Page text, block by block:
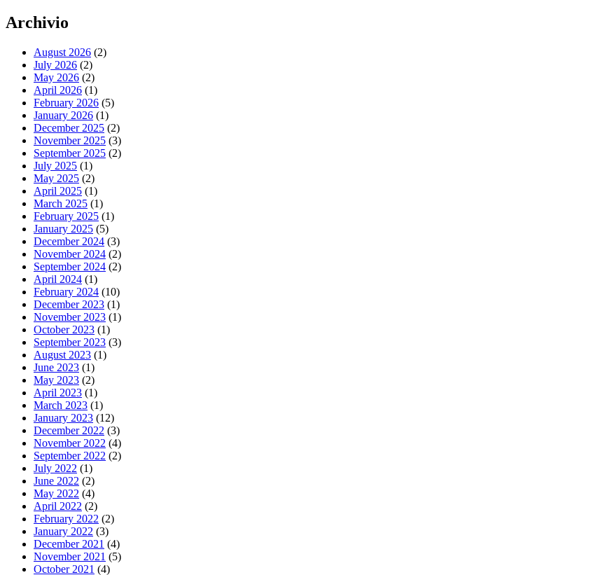
Archivio
August 2026 (2)
July 2026 (2)
May 2026 (2)
April 2026 (1)
February 2026 (5)
January 2026 (1)
December 2025 (2)
November 2025 (3)
September 2025 (2)
July 2025 (1)
May 2025 (2)
April 2025 (1)
March 2025 (1)
February 2025 (1)
January 2025 (5)
December 2024 (3)
November 2024 (2)
September 2024 (2)
April 2024 (1)
February 2024 (10)
December 2023 (1)
November 2023 (1)
October 2023 (1)
September 2023 (3)
August 2023 (1)
June 2023 (1)
May 2023 (2)
April 2023 (1)
March 2023 (1)
January 2023 (12)
December 2022 (3)
November 2022 (4)
September 2022 (2)
July 2022 (1)
June 2022 (2)
May 2022 (4)
April 2022 (2)
February 2022 (2)
January 2022 (3)
December 2021 (4)
November 2021 (5)
October 2021 (4)